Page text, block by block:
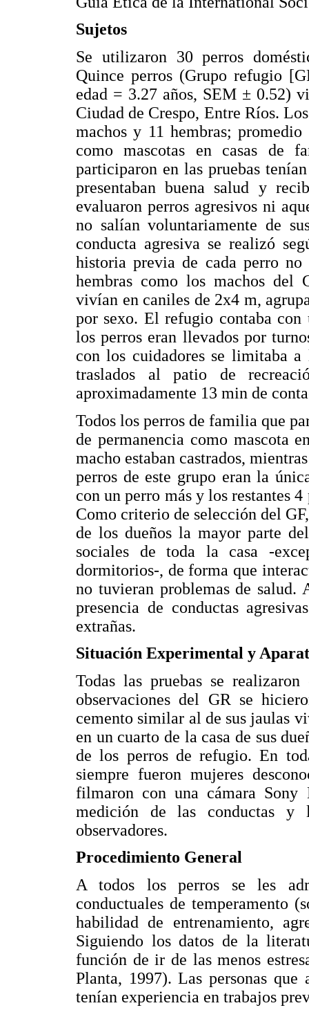
Sujetos
Se utilizaron 30 perros
Quince perros (Grupo refugio
edad = 3.27 años, SEM ± 0.52)
Ciudad de Crespo, Entre Ríos.
machos y 11 hembras;
como mascotas en casas de
participaron en las pruebas
presentaban buena salud y
evaluaron perros agresivos ni
no salían voluntariamente de
conducta agresiva se realizó
historia previa de cada perro
hembras como los machos del
vivían en caniles de 2x4 m,
por sexo. El refugio contaba
los perros eran llevados por
con los cuidadores se limitaba
traslados al patio de
aproximadamente 13 min de
Todos los perros de familia que
de permanencia como mascota
macho estaban castrados,
perros de este grupo eran la
con un perro más y los restantes
Como criterio de selección del
de los dueños la mayor parte
sociales de toda la casa -
dormitorios-, de forma que
no tuvieran problemas de
presencia de conductas
extrañas.
Situación Experimental y
Todas las pruebas se
observaciones del GR se
cemento similar al de sus jaulas
en un cuarto de la casa de sus
de los perros de refugio. En
siempre fueron mujeres
filmaron con una cámara Sony
medición de las conductas y
observadores.
Procedimiento General
A todos los perros se les
conductuales de temperamento
habilidad de entrenamiento,
Siguiendo los datos de la
función de ir de las menos
Planta, 1997). Las personas
tenían experiencia en trabajos